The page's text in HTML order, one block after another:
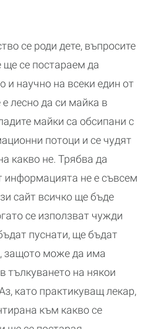
се роди дете, въпросите
ще се постараем да
и научно на всеки един от
лесно да си майка в
майки са обсипани с
потоци и се чудят
какво не. Трябва да
информацията не е съвсем
сайт всичко ще бъде
се използват чужди
пуснати, ще бъдат
защото може да има
тълкуването на някои
като практикуващ лекар,
към какво се